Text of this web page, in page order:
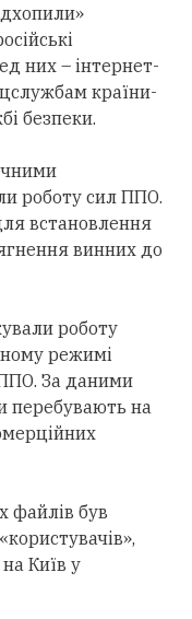
них – інтернет-
країни-
безпеки.
роботу сил ППО.
встановлення
винних до
роботу
режимі
ППО. За даними
перебувають на
файлів був
Київ у